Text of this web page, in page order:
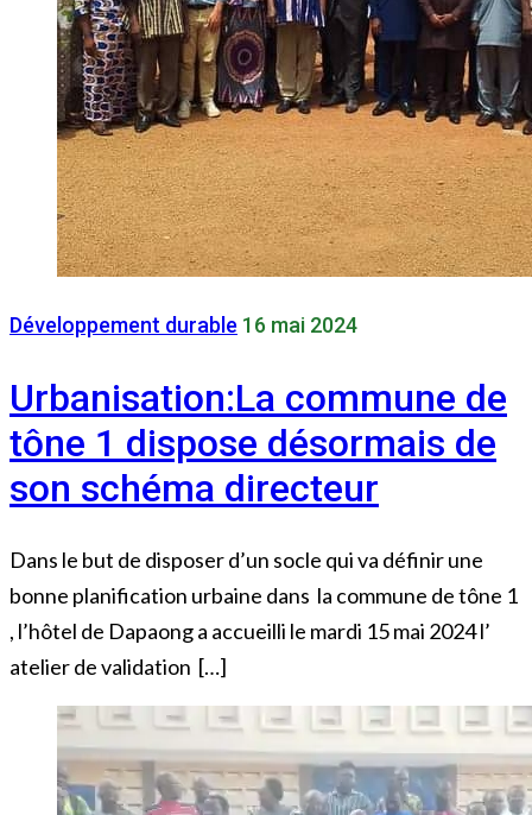
Développement durable 16 mai 2024
Urbanisation:La commune de
tône 1 dispose désormais de
son schéma directeur
Dans le but de disposer d’un socle qui va définir une
bonne planification urbaine dans la commune de tône 1
, l’hôtel de Dapaong a accueilli le mardi 15 mai 2024 l’
atelier de validation […]